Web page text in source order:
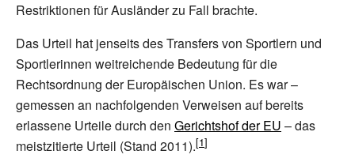
Restriktionen für Ausländer zu Fall brachte.
Das Urteil hat jenseits des Transfers von Sportlern und
Sportlerinnen weitreichende Bedeutung für die
Rechtsordnung der Europäischen Union. Es war –
gemessen an nachfolgenden Verweisen auf bereits
erlassene Urteile durch den Gerichtshof der EU – das
meistzitierte Urteil (Stand 2011).